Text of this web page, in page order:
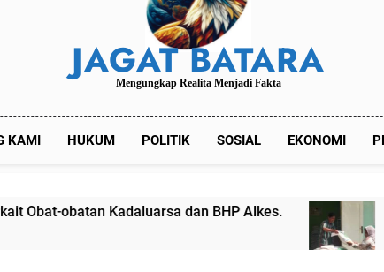
JAGAT BATARA
Mengungkap Realita Menjadi Fakta
KAMI HUKUM POLITIK SOSIAL EKONOMI
Kadaluarsa dan BHP Alkes.
Juli 24, 2024